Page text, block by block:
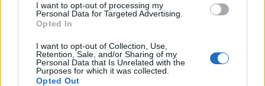
I want to opt-out of processing my
Personal Data for Targeted Advertising.
Opted In
I want to opt-out of Collection, Use,
Retention, Sale, and/or Sharing of my
Personal Data that Is Unrelated with the
Purposes for which it was collected.
Opted Out
Κάντε εγγραφή στο κανάλι μας στο
YouTube